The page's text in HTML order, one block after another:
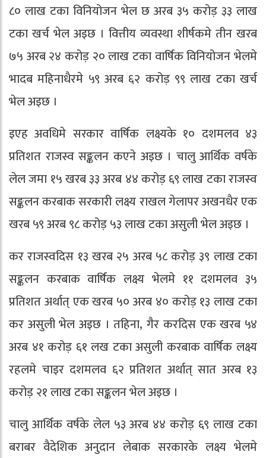
८० लाख टका विनियोजन भेल छ अरब ३५ करोड़ ३३ लाख
टका खर्च भेल अइछ । वित्तीय व्यवस्था शीर्षकमे तीन खरब
७५ अरब २४ करोड़ २० लाख टका वार्षिक विनियोजन भेलमे
भादब महिनाधैरमे ५९ अरब ६२ करोड़ ९९ लाख टका खर्च
भेल अइछ ।
इएह अवधिमे सरकार वार्षिक लक्ष्यके १० दशमलव ४३
प्रतिशत राजस्व सङ्कलन कएने अइछ । चालु आर्थिक वर्षके
लेल जमा १५ खरब ३३ अरब ४४ करोड़ ६९ लाख टका राजस्व
सङ्कलन करबाक सरकारी लक्ष्य राखल गेलापर अखनधैर एक
खरब ५९ अरब ९८ करोड़ ५३ लाख टका असुली भेल अइछ ।
कर राजस्वदिस १३ खरब २५ अरब ५८ करोड़ ३९ लाख टका
सङ्कलन करबाक वार्षिक लक्ष्य भेलमे ११ दशमलव ३५
प्रतिशत अर्थात् एक खरब ५० अरब ४० करोड़ १३ लाख टका
कर असुली भेल अइछ । तहिना, गैर करदिस एक खरब ५४
अरब ४१ करोड़ ६१ लख टका असुली करबाक वार्षिक लक्ष्य
रहलमे चाइर दशमलव ६२ प्रतिशत अर्थात् सात अरब १३
करोड़ २१ लाख टका सङ्कलन भेल अइछ ।
चालु आर्थिक वर्षके लेल ५३ अरब ४४ करोड़ ६९ लाख टका
बराबर वैदेशिक अनुदान लेबाक सरकारके लक्ष्य भेलमे